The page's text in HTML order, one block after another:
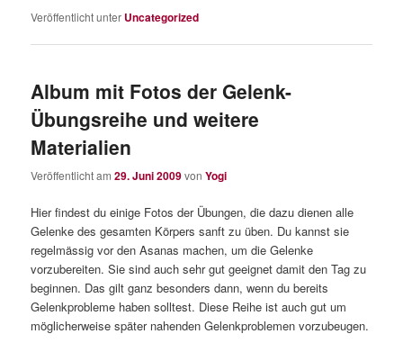
Veröffentlicht unter Uncategorized
Album mit Fotos der Gelenk-
Übungsreihe und weitere
Materialien
Veröffentlicht am29. Juni 2009vonYogi
Hier findest du einige Fotos der Übungen, die dazu dienen alle
Gelenke des gesamten Körpers sanft zu üben. Du kannst sie
regelmässig vor den Asanas machen, um die Gelenke
vorzubereiten. Sie sind auch sehr gut geeignet damit den Tag zu
beginnen. Das gilt ganz besonders dann, wenn du bereits
Gelenkprobleme haben solltest. Diese Reihe ist auch gut um
möglicherweise später nahenden Gelenkproblemen vorzubeugen.